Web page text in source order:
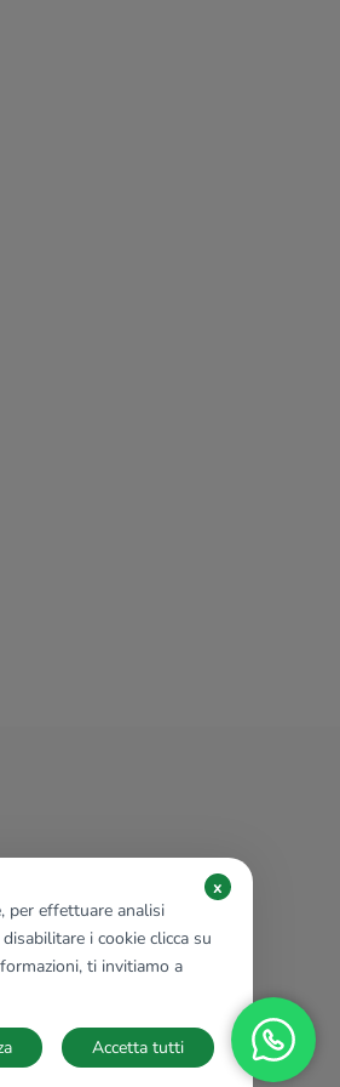
per effettuare analisi
i cookie clicca su
ti invitiamo a
x
Accetta tutti